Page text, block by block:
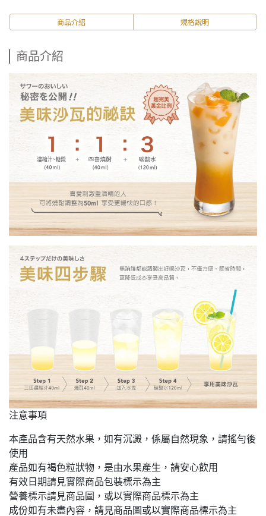
商品介紹 規格說明
商品介紹
注意事項
本產品含有天然水果，如有沉澱，係屬自然現象，請搖勻後
使用
產品如有褐色粒狀物，是由水果產生，請安心飲用
有效日期請見實際商品包裝標示為主
營養標示請見商品圖，或以實際商品標示為主
成份如有未盡內容，請見商品圖或以實際商品標示為主